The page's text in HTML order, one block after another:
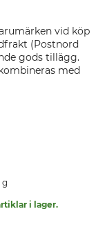
vid köp
(Postnord
gods tillägg.
med
g
i lager.